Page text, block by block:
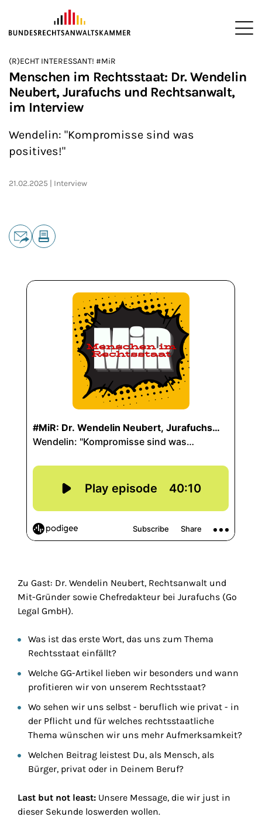
ZUM HAUPTINHALT SPRINGEN
Sie befinden sich hier:
>
Startseite
>
Newsroom
>
Podcasts
(R)ECHT INTERESSANT! #MiR
Menschen im Rechtsstaat: Dr. Wendelin
Neubert, Jurafuchs und Rechtsanwalt,
im Interview
Wendelin: "Kompromisse sind was
positives!"
21.02.2025 Interview
Teilen
Zu Gast: Dr. Wendelin Neubert, Rechtsanwalt und
Mit-Gründer sowie Chefredakteur bei Jurafuchs (Go
Legal GmbH).
Was ist das erste Wort, das uns zum Thema
Rechtsstaat einfällt?
Welche GG-Artikel lieben wir besonders und wann
profitieren wir von unserem Rechtsstaat?
Wo sehen wir uns selbst - beruflich wie privat - in
der Pflicht und für welches rechtsstaatliche
Thema wünschen wir uns mehr Aufmerksamkeit?
Welchen Beitrag leistest Du, als Mensch, als
Bürger, privat oder in Deinem Beruf?
Last but not least: Unsere Message, die wir just in
dieser Sekunde loswerden wollen.